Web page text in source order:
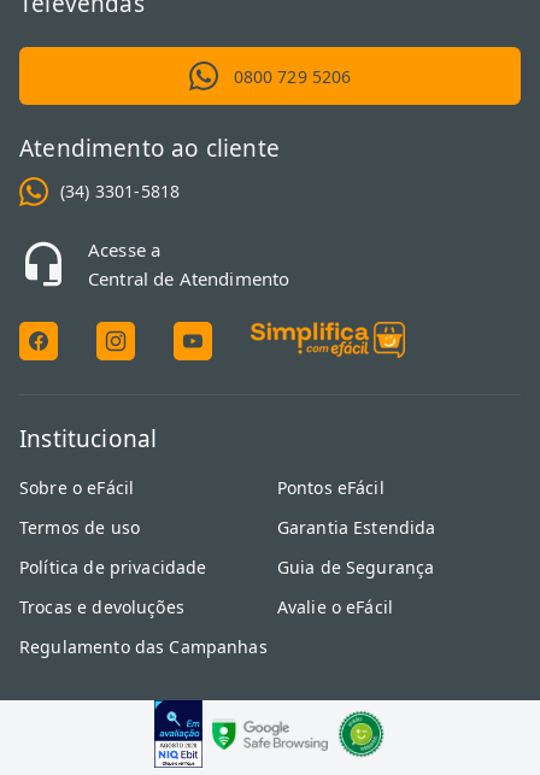
0800 729 5206
Atendimento ao cliente
(34) 3301-5818
Acesse a
Central de Atendimento
Institucional
Sobre o eFácil
Termos de uso
Política de privacidade
Trocas e devoluções
Regulamento das Campanhas
Pontos eFácil
Garantia Estendida
Guia de Segurança
Avalie o eFácil